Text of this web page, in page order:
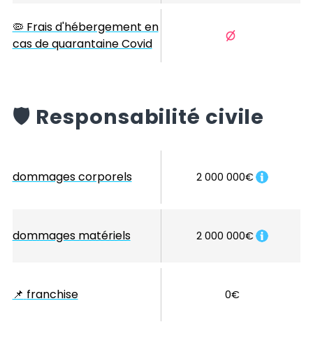
🦠 Frais d'hébergement en
cas de quarantaine Covid
️🛡️ Responsabilité civile
dommages corporels 2 000 000€
dommages matériels 2 000 000€
📌 franchise 0€